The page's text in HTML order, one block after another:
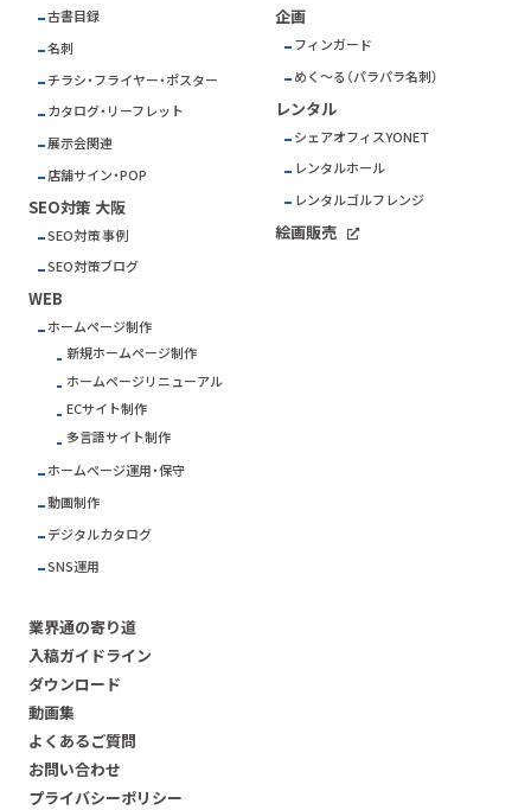
古書目録
名刺
チラシ・フライヤー・ポスター
カタログ・リーフレット
展示会関連
店舗サイン・POP
SEO対策 大阪
SEO対策 事例
SEO対策ブログ
WEB
ホームページ制作
新規ホームページ制作
ホームページリニューアル
ECサイト制作
多言語サイト制作
ホームページ運用・保守
動画制作
デジタルカタログ
SNS運用
企画
フィンガード
めく～る（パラパラ名刺）
レンタル
シェアオフィスYONET
レンタルホール
レンタルゴルフレンジ
絵画販売
業界通の寄り道
入稿ガイドライン
ダウンロード
動画集
よくあるご質問
お問い合わせ
プライバシーポリシー